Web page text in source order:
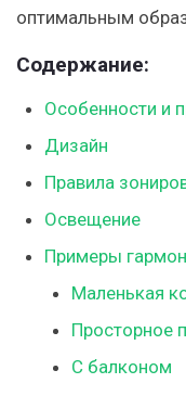
оптимальным
Содержание:
Особенности и
Дизайн
Правила
Освещение
Примеры
Маленькая
Просторное
С балконом